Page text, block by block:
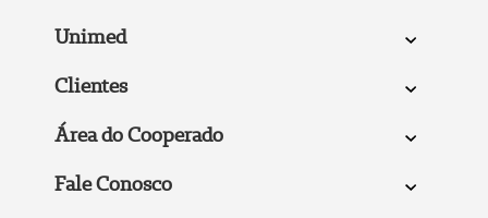
Unimed
Clientes
Área do Cooperado
Fale Conosco